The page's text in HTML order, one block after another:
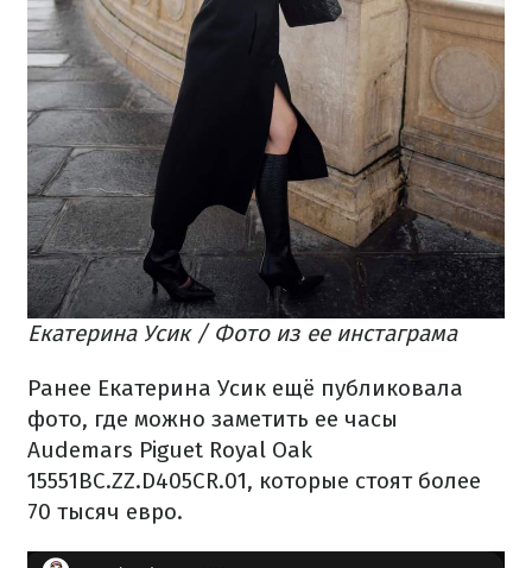
Екатерина Усик / Фото из ее инстаграма
Ранее Екатерина Усик ещё публиковала
фото, где можно заметить ее часы
Audemars Piguet Royal Oak
15551BC.ZZ.D405CR.01, которые стоят более
70 тысяч евро.